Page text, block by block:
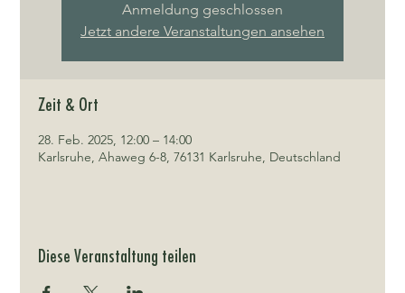
Anmeldung geschlossen
Jetzt andere Veranstaltungen ansehen
Zeit & Ort
28. Feb. 2025, 12:00 – 14:00
Karlsruhe, Ahaweg 6-8, 76131 Karlsruhe, Deutschland
Diese Veranstaltung teilen